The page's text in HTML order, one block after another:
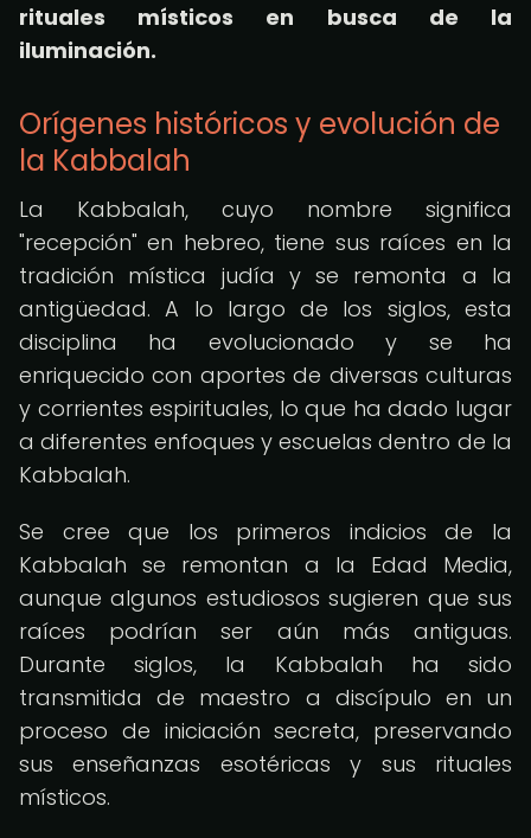
rituales místicos en busca de la
iluminación.
Orígenes históricos y evolución de
la Kabbalah
La Kabbalah, cuyo nombre significa
"recepción" en hebreo, tiene sus raíces en la
tradición mística judía y se remonta a la
antigüedad. A lo largo de los siglos, esta
disciplina ha evolucionado y se ha
enriquecido con aportes de diversas culturas
y corrientes espirituales, lo que ha dado lugar
a diferentes enfoques y escuelas dentro de la
Kabbalah.
Se cree que los primeros indicios de la
Kabbalah se remontan a la Edad Media,
aunque algunos estudiosos sugieren que sus
raíces podrían ser aún más antiguas.
Durante siglos, la Kabbalah ha sido
transmitida de maestro a discípulo en un
proceso de iniciación secreta, preservando
sus enseñanzas esotéricas y sus rituales
místicos.